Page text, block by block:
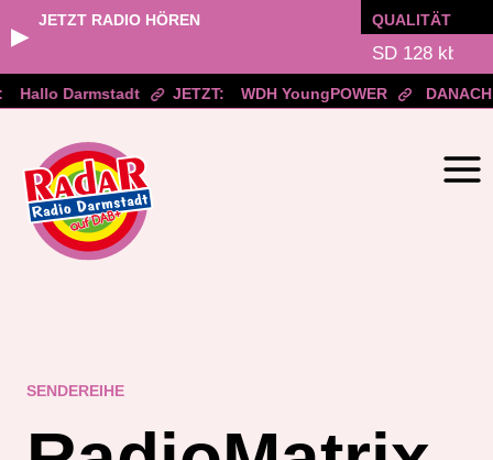
▶
JETZT RADIO HÖREN QUALITÄT
Hallo Darmstadt JETZT: WDH YoungPOWER DANACH:
springen
SENDEREIHE